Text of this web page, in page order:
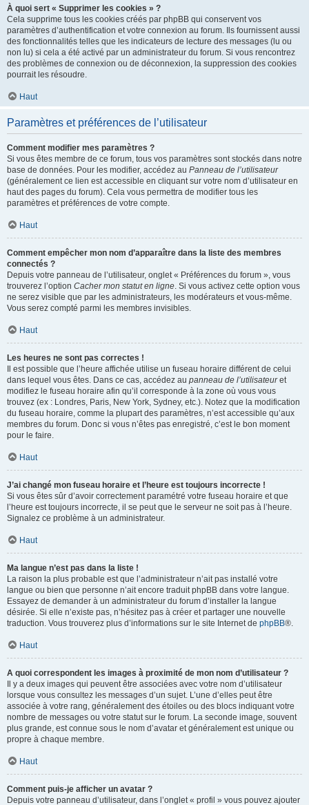
À quoi sert « Supprimer les cookies » ?
Cela supprime tous les cookies créés par phpBB qui conservent vos
paramètres d’authentification et votre connexion au forum. Ils fournissent aussi
des fonctionnalités telles que les indicateurs de lecture des messages (lu ou
non lu) si cela a été activé par un administrateur du forum. Si vous rencontrez
des problèmes de connexion ou de déconnexion, la suppression des cookies
pourrait les résoudre.
Haut
Paramètres et préférences de l’utilisateur
Comment modifier mes paramètres ?
Si vous êtes membre de ce forum, tous vos paramètres sont stockés dans notre
base de données. Pour les modifier, accédez au Panneau de l’utilisateur
(généralement ce lien est accessible en cliquant sur votre nom d’utilisateur en
haut des pages du forum). Cela vous permettra de modifier tous les
paramètres et préférences de votre compte.
Haut
Comment empêcher mon nom d’apparaître dans la liste des membres
connectés ?
Depuis votre panneau de l’utilisateur, onglet « Préférences du forum », vous
trouverez l’option Cacher mon statut en ligne. Si vous activez cette option vous
ne serez visible que par les administrateurs, les modérateurs et vous-même.
Vous serez compté parmi les membres invisibles.
Haut
Les heures ne sont pas correctes !
Il est possible que l’heure affichée utilise un fuseau horaire différent de celui
dans lequel vous êtes. Dans ce cas, accédez au panneau de l’utilisateuret
modifiez le fuseau horaire afin qu’il corresponde à la zone où vous vous
trouvez (ex : Londres, Paris, New York, Sydney, etc.). Notez que la modification
du fuseau horaire, comme la plupart des paramètres, n’est accessible qu’aux
membres du forum. Donc si vous n’êtes pas enregistré, c’est le bon moment
pour le faire.
Haut
J’ai changé mon fuseau horaire et l’heure est toujours incorrecte !
Si vous êtes sûr d’avoir correctement paramétré votre fuseau horaire et que
l’heure est toujours incorrecte, il se peut que le serveur ne soit pas à l’heure.
Signalez ce problème à un administrateur.
Haut
Ma langue n’est pas dans la liste !
La raison la plus probable est que l’administrateur n’ait pas installé votre
langue ou bien que personne n’ait encore traduit phpBB dans votre langue.
Essayez de demander à un administrateur du forum d’installer la langue
désirée. Si elle n’existe pas, n’hésitez pas à créer et partager une nouvelle
traduction. Vous trouverez plus d’informations sur le site Internet de phpBB®.
Haut
A quoi correspondent les images à proximité de mon nom d’utilisateur ?
Il y a deux images qui peuvent être associées avec votre nom d’utilisateur
lorsque vous consultez les messages d’un sujet. L’une d’elles peut être
associée à votre rang, généralement des étoiles ou des blocs indiquant votre
nombre de messages ou votre statut sur le forum. La seconde image, souvent
plus grande, est connue sous le nom d’avatar et généralement est unique ou
propre à chaque membre.
Haut
Comment puis-je afficher un avatar ?
Depuis votre panneau d’utilisateur, dans l’onglet « profil » vous pouvez ajouter